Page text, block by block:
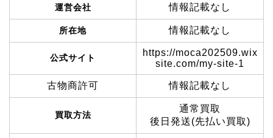
運営会社 情報記載なし
所在地 情報記載なし
公式サイト
https://moca202509.wix
site.com/my-site-1
古物商許可 情報記載なし
買取方法
通常買取
後日発送(先払い買取)